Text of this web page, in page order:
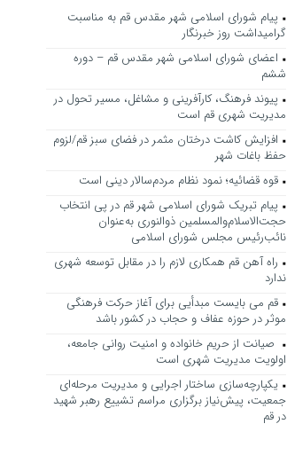
پیام شورای اسلامی شهر مقدس قم به مناسبت
گرامیداشت روز خبرنگار
اعضای شورای اسلامی شهر مقدس قم – دوره
ششم
پیوند فرهنگ، کارآفرینی و مشاغل، مسیر تحول در
مدیریت شهری قم است
افزایش کاشت درختان مثمر در فضای سبز قم/لزوم
حفظ باغات شهر
قوه قضائیه؛ نمود نظام مردم‌سالار دینی است
پیام تبریک شورای اسلامی شهر قم در پی انتخاب
حجت‌الاسلام‌والمسلمین ذوالنوری به‌عنوان
نائب‌رئیس مجلس شورای اسلامی
راه آهن قم همکاری لازم را در مقابل توسعه شهری
ندارد
قم می بایست مبدأیی برای آغاز حرکت فرهنگی
موثر در حوزه عفاف و حجاب در کشور باشد
صیانت از حریم خانواده و امنیت روانی جامعه،
اولویت مدیریت شهری است
یکپارچه‌سازی ساختار اجرایی و مدیریت مرحله‌ای
جمعیت، پیش‌نیاز برگزاری مراسم تشییع رهبر شهید
در قم